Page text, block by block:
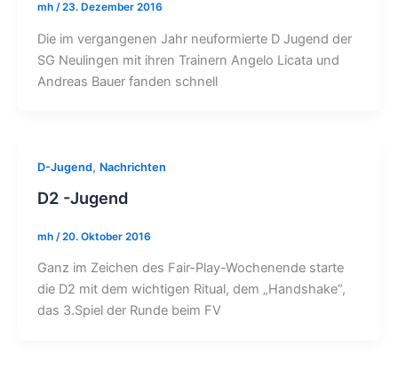
mh /23. Dezember 2016
Die im vergangenen Jahr neuformierte D Jugend der
SG Neulingen mit ihren Trainern Angelo Licata und
Andreas Bauer fanden schnell
D-Jugend, Nachrichten
D2 -Jugend
mh /20. Oktober 2016
Ganz im Zeichen des Fair-Play-Wochenende starte
die D2 mit dem wichtigen Ritual, dem „Handshake“,
das 3.Spiel der Runde beim FV